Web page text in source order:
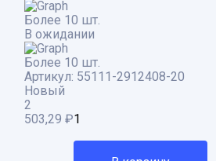
Более 10 шт.
В ожидании
Более 10 шт.
Артикул: 55111-2912408-20
Новый
2
503,29 ₽